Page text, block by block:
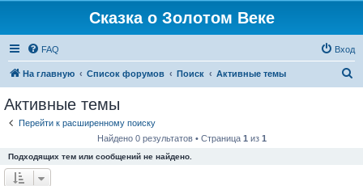
Сказка о Золотом Веке
FAQ Вход
На главную Список форумов Поиск Активные темы
Активные темы
Перейти к расширенному поиску
Найдено 0 результатов • Страница 1 из 1
Подходящих тем или сообщений не найдено.